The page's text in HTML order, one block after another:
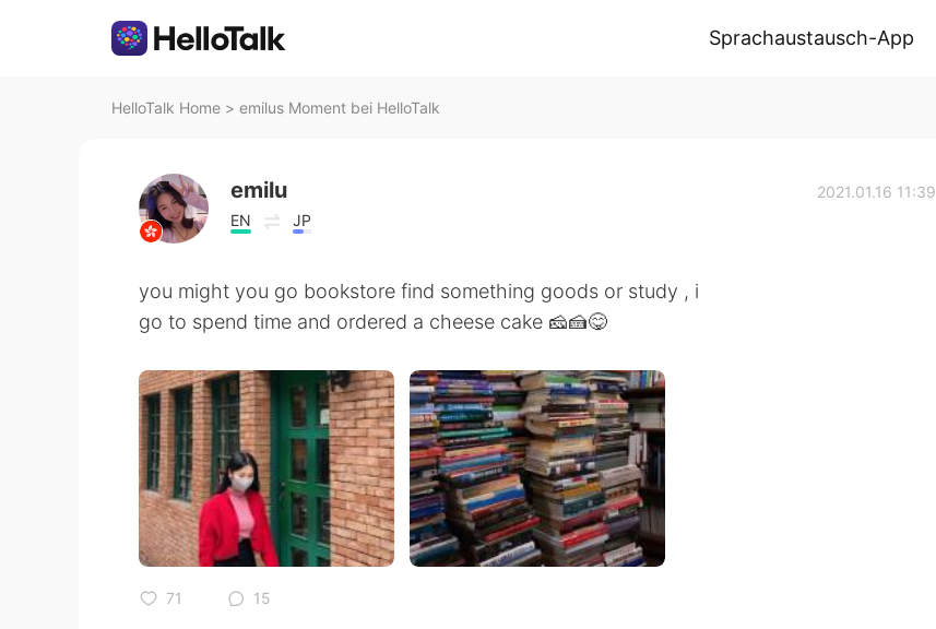
Sprachaustausch-App
HelloTalk Home > emilus Moment bei HelloTalk
emilu
EN JP
2021.01.16 11:39
you might you go bookstore find something goods or study , i
go to spend time and ordered a cheese cake 🧀🍰😋
71 15